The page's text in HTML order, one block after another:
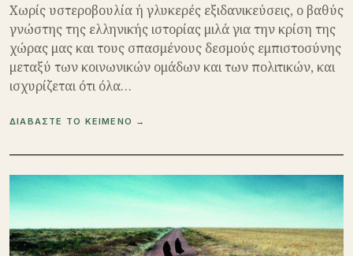
Xωρίς υστεροβουλία ή γλυκερές εξιδανικεύσεις, ο βαθύς
γνώστης της ελληνικής ιστορίας μιλά για την κρίση της
χώρας μας και τους σπασμένους δεσμούς εμπιστοσύνης
μεταξύ των κοινωνικών ομάδων και των πολιτικών, και
ισχυρίζεται ότι όλα…
ΔΙΑΒΑΣΤΕ ΤΟ ΚΕΙΜΕΝΟ →